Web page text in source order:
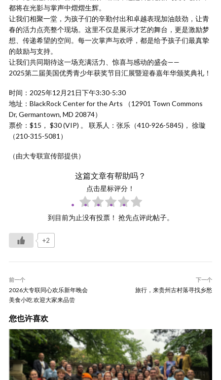
都将在光影与掌声中熠熠生辉。
让我们相聚一堂，为孩子们的辛勤付出和卓越表现加油鼓劲，让青
春的活力点亮整个现场。这里不仅是展示才艺的舞台，更是激励梦
想、传递希望的空间。每一次掌声与欢呼，都是给予孩子们最真挚
的鼓励与支持。
让我们共同期待这一场充满活力、惊喜与感动的盛会——
2025第二届美国优秀青少年获奖节目汇展暨迎春嘉年华颁奖典礼！
时间：2025年12月21日下午3:30-5:30
地址：BlackRock Center for the Arts （12901 Town Commons
Dr, Germantown, MD 20874）
票价：$15， $30 (VIP) 。 联系人：张乐（410-926-5845)， 徐璇
（210-315-5081）
（由大专联宣传部提供）
这篇文章有帮助吗？
点击星标评分！
到目前为止没有投票！ 抢先点评此帖子。
+2
前一个
2026大专联同心欢乐新年晚会
美食小吃 欢迎大家来品尝
下一个
旅行，来贵州古村落寻找乡愁
您也许喜欢